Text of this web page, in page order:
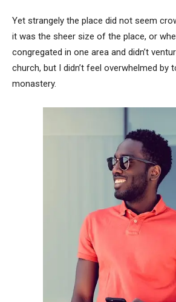
Yet strangely the place did not seem
it was the sheer size of the place, or
congregated in one area and didn’t
church, but I didn’t feel overwhelmed by
monastery.